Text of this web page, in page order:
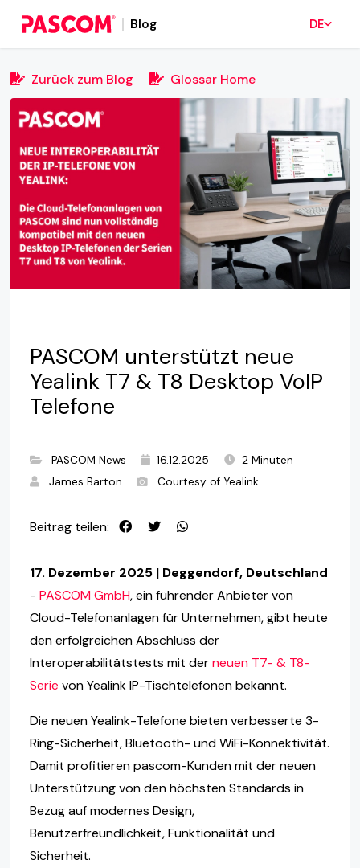
Blog DE
Zurück zum Blog Glossar Home
PASCOM unterstützt neue
Yealink T7 & T8 Desktop VoIP
Telefone
PASCOM News 16.12.2025
2 Minuten
James Barton
Courtesy of Yealink
Beitrag teilen:
17. Dezember 2025 | Deggendorf, Deutschland
- PASCOM GmbH, ein führender Anbieter von
Cloud-Telefonanlagen für Unternehmen, gibt heute
den erfolgreichen Abschluss der
Interoperabilitätstests mit derneuen T7- & T8-
Serie von Yealink IP-Tischtelefonen bekannt.
Die neuen Yealink-Telefone bieten verbesserte 3-
Ring-Sicherheit, Bluetooth- und WiFi-Konnektivität.
Damit profitieren pascom-Kunden mit der neuen
Unterstützung von den höchsten Standards in
Bezug auf modernes Design,
Benutzerfreundlichkeit, Funktionalität und
Sicherheit.